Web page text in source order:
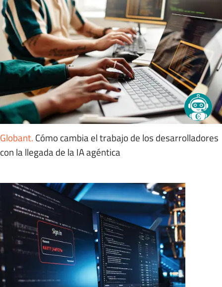
Globant. Cómo cambia el trabajo de los desarrolladores
con la llegada de la IA agéntica